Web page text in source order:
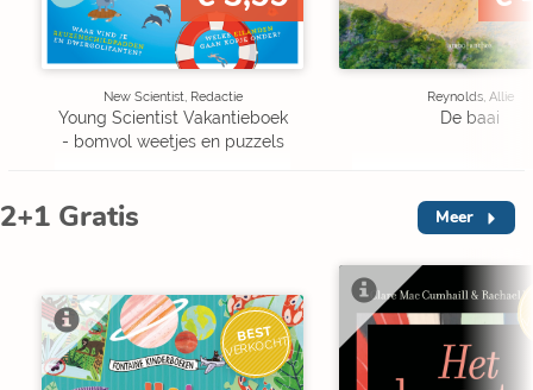
New Scientist, Redactie
Young Scientist Vakantieboek
- bomvol weetjes en puzzels
Reynolds, Allie
De baai
2+1 Gratis Meer
BEST
VERKOCHT